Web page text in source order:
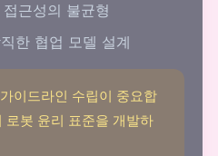
근성의 불균형
한 협업 모델 설계
이드라인 수립이 중요합
로봇 윤리 표준을 개발하